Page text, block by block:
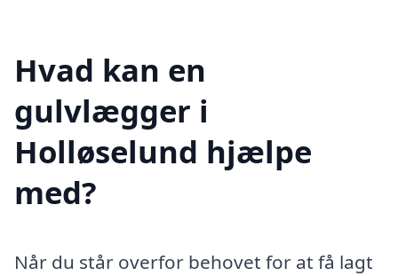
Hvad kan en
gulvlægger i
Holløselund hjælpe
med?
Når du står overfor behovet for at få lagt